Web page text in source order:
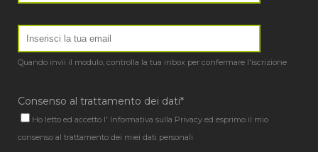
Quando invii il modulo, controlla la tua inbox per confermare l'iscrizione
Consenso al trattamento dei dati*
Ho letto ed accetto l' Informativa sulla Privacy ed esprimo il mio
consenso al trattamento dei miei dati personali